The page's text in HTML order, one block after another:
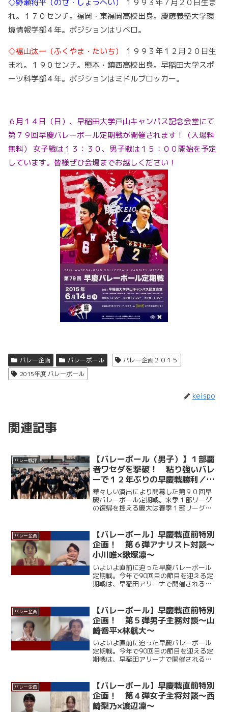
◇野瀬将平（のせ・しょうへい）
１９９３年７月２０日生ま
れ。１７０センチ。福岡・東福岡高校出身。慶應義塾大学環
境情報学部４年。ポジションはリベロ。
◇福山汰一（ふくやま・たいち）
１９９３年１２月２０日生
まれ。１９０センチ。熊本・鎮西高校出身。早稲田大学スポ
ーツ科学部４年。ポジションはミドルブロッカー。
６月１４日（日）、早稲田大学戸山キャンパス記念会堂にて
第７９回早慶バレーボール定期戦が開催されます！（入場料
無料）
女子戦は１３：３０、男子戦は１５：００開始を予定
しています。皆様ぜひ会場までお越しください！
バレー企画 バレーボール
バレー企画２０１５
2015年度 バレーボール
keispo
関連記事
バレー戦評
【バレーボール（男子）】１部覇
者ワセダを撃破！ 粘り強いバレ
ーで１２年ぶりの早慶戦勝利／第
９０回早慶バレーボール定期戦
華々しい演出により開幕した第９０回早
慶バレーボール定期戦。来季１部リーグ
の復帰を控える慶大は春季１部リーグ王
は中村玲央（総２・福大附大濠）が連続
得点を挙げるなど着実にリ...
バレー企画
【バレーボール】早慶戦直前特別
企画！ 第６弾アナリスト対談～
小川唯×鍬塚凛～
いよいよ直前に迫った早慶バレーボール
定期戦。今年で90回目の節目を迎える定
期戦は、早稲田アリーナで開催される。
ており、打倒・ワセダに向けて勢いに乗
っている。一方の早大...
バレー企画
【バレーボール】早慶戦直前特別
企画！ 第５弾男子主務対談～山
崎喬平×林航大～
いよいよ直前に迫った早慶バレーボール
定期戦。今年で90回目の節目を迎える定
期戦は、早稲田アリーナで開催される。
ており、打倒・ワセダに向けて勢いに乗
っている。一方の早大...
バレー企画
【バレーボール】早慶戦直前特別
企画！ 第４弾女子主将対談～西
崎梨乃×渡辺凜～